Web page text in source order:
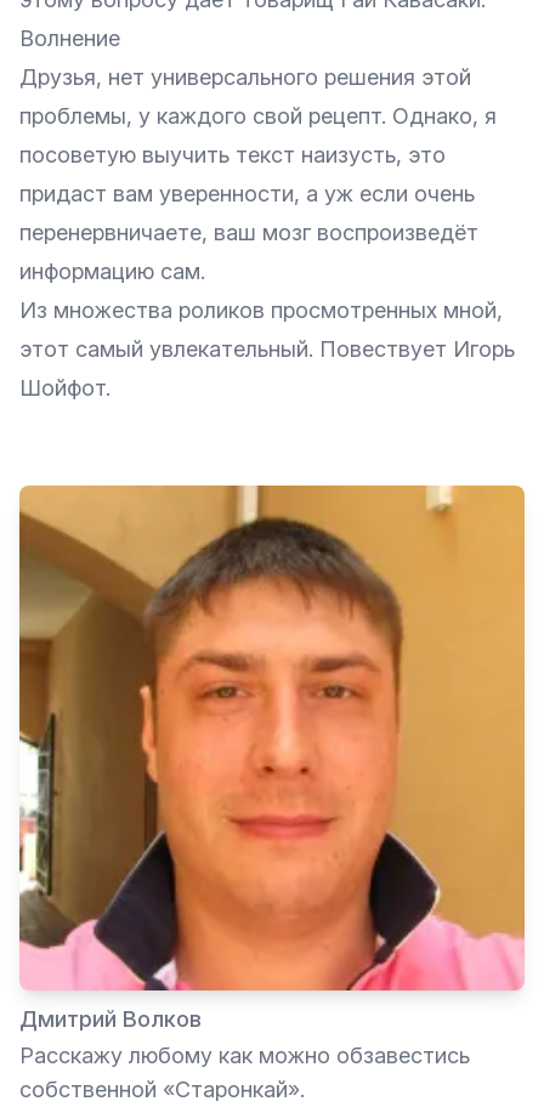
Волнение
Друзья, нет универсального решения этой
проблемы, у каждого свой рецепт. Однако, я
посоветую выучить текст наизусть, это
придаст вам уверенности, а уж если очень
перенервничаете, ваш мозг воспроизведёт
информацию сам.
Из множества роликов просмотренных мной,
этот самый увлекательный. Повествует Игорь
Шойфот.
Дмитрий Волков
Расскажу любому как можно обзавестись
собственной «Старонкай».